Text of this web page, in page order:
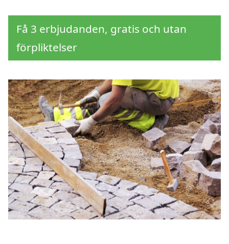
Få 3 erbjudanden, gratis och utan
förpliktelser